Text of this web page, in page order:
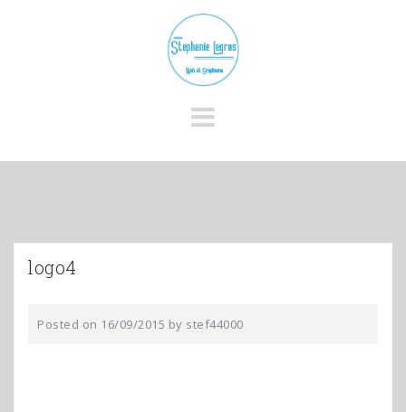
logo4
Posted on 16/09/2015 by stef44000